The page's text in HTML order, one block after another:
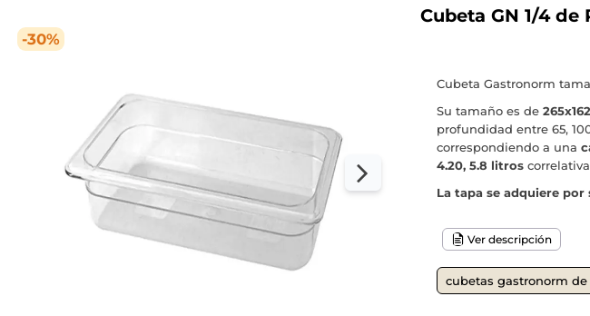
-30%
Cubeta GN 1/4
Cubeta Gastronorm
Su tamaño es de
profundidad entre 65,
correspondiendo a una
4.20, 5.8 litros
La tapa se adquiere por
Ver descripción
cubetas gastronorm